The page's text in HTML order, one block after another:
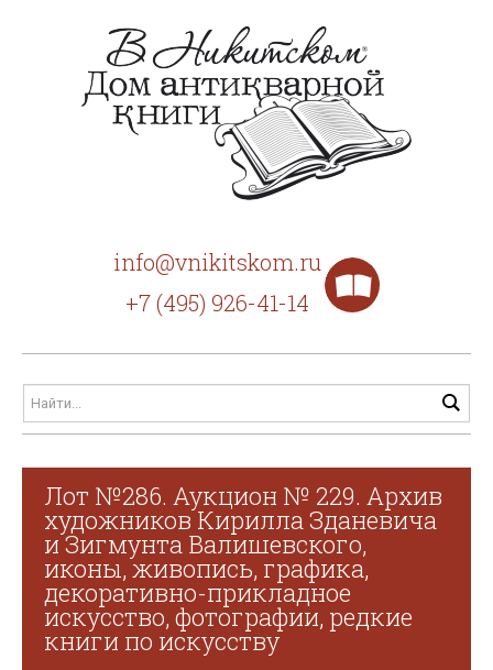
info@vnikitskom.ru
+7 (495) 926-41-14
Лот №286. Аукцион № 229. Архив
художников Кирилла Зданевича
и Зигмунта Валишевского,
иконы, живопись, графика,
декоративно-прикладное
искусство, фотографии, редкие
книги по искусству